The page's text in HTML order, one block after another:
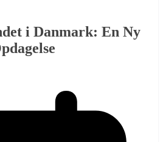
i Danmark: En Ny